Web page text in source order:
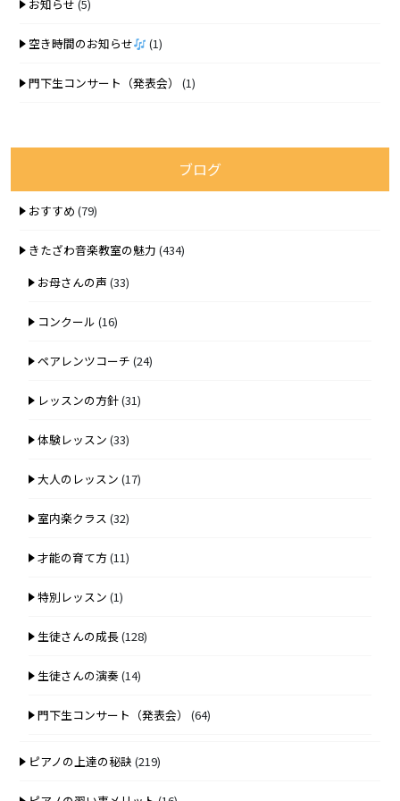
お知らせ (5)
空き時間のお知らせ (1)
門下生コンサート（発表会） (1)
ブログ
おすすめ (79)
きたざわ音楽教室の魅力 (434)
お母さんの声 (33)
コンクール (16)
ペアレンツコーチ (24)
レッスンの方針(31)
体験レッスン (33)
大人のレッスン (17)
室内楽クラス (32)
才能の育て方 (11)
特別レッスン (1)
生徒さんの成長(128)
生徒さんの演奏(14)
門下生コンサート（発表会） (64)
ピアノの上達の秘訣 (219)